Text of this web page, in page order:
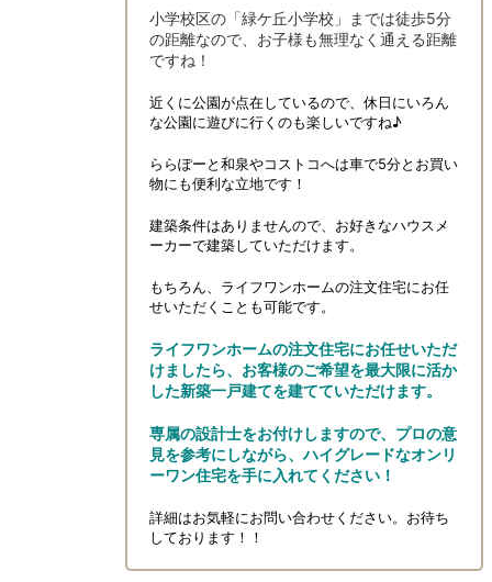
小学校区の「緑ケ丘小学校」までは徒歩5分
の距離なので、お子様も無理なく通える距離
ですね！
近くに公園が点在しているので、休日にいろん
な公園に遊びに行くのも楽しいですね♪
ららぽーと和泉やコストコへは車で5分とお買い
物にも便利な立地です！
建築条件はありませんので、お好きなハウスメ
ーカーで建築していただけます。
もちろん、ライフワンホームの注文住宅にお任
せいただくことも可能です。
ライフワンホームの注文住宅にお任せいただ
けましたら、お客様のご希望を最大限に活か
した新築一戸建てを建てていただけます。
専属の設計士をお付けしますので、プロの意
見を参考にしながら、ハイグレードなオンリ
ーワン住宅を手に入れてください！
詳細はお気軽にお問い合わせください。お待ち
しております！！